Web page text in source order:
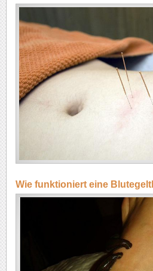
Wie funktioniert eine